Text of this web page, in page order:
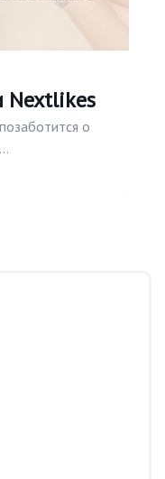
Nextlikes
о